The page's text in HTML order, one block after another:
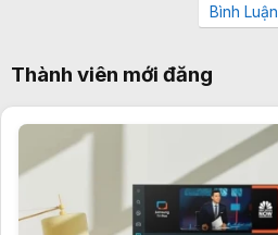
Bình Luận
Thành viên mới đăng